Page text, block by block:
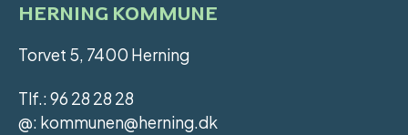
HERNING KOMMUNE
Torvet 5, 7400 Herning
Tlf.: 96 28 28 28
@: kommunen@herning.dk